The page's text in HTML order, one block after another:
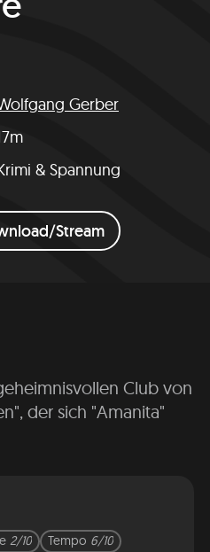
Gerber
& Spannung
Stream
Club von
der sich "Amanita"
2/10 Tempo 6/10